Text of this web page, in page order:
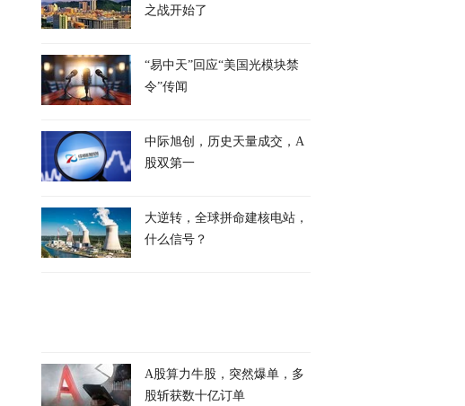
之战开始了
“易中天”回应“美国光模块禁
令”传闻
中际旭创，历史天量成交，A
股双第一
大逆转，全球拼命建核电站，
什么信号？
A股算力牛股，突然爆单，多
股斩获数十亿订单